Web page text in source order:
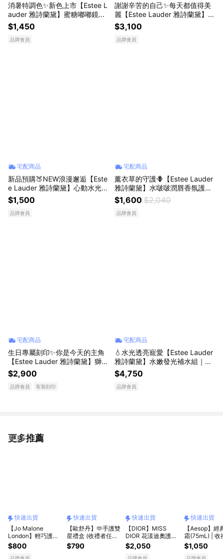
消暑特調色✨新色上市【Estee L
auder 雅詩蘭黛】蜜糖嘟嘟鏡光
唇膏 養出軟嫩鏡光唇💄
$1,450
品牌會員
謝謝辛苦的自己✨每天都值得美
麗【Estee Lauder 雅詩蘭黛】小
棕瓶30ml+小棕瓶15ml+✨眼霜3
ml | 告白獻禮 | 日常生日禮物
$3,100
品牌會員
宅配商品
新品預購🍑NEW浪漫邂逅【Este
e Lauder 雅詩蘭黛】心動水光腮
紅露| 新品加碼: 美妝蛋 生日快
樂 腮紅 閨蜜 送女友
$1,500
品牌會員
宅配商品
薰衣草的守護🪻【Estee Lauder
雅詩蘭黛】水啵啵潤唇香氛護手
霜1+1 組 | 送女友
$1,600 $2,040
品牌會員
宅配商品
生日專屬刻印✨你是今天的主角
【Estee Lauder 雅詩蘭黛】獅子
座｜粉持久完美鎖妝氣墊粉餅SP
F45/PA+++(共6色)送乖乖乳5ml
+化妝包
$2,900
品牌會員 客製刻印
宅配商品
💧水光透亮寵愛【Estee Lauder
雅詩蘭黛】水嫩發光補水組｜原
生露400ml 化妝水
$4,750
品牌會員
更多推薦
看更多
快速出貨
【Jo Malone
London】輕巧護手
潤膚禮盒 快速出貨 |
享愛心禮盒+愛心磁
$800
品牌會員
快速出貨
【歐舒丹】🫶手護雙
星禮盒 (收禮者任選
香氛)🫶 (護手霜
x2+禮盒) 果漾馬鞭
$790
快速出貨
【DIOR】MISS
DIOR 花漾迪奧護手
霜 [快速出貨]
$2,050
品牌會員
快速出貨
【Aesop】經
霜(75mL) | 收
選香氣｜快速
$1,050
品牌會員